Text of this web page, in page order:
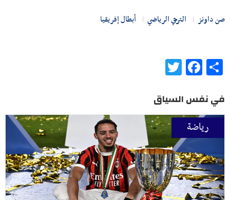
صن داونز الترجي الرياضي أبطال إفريقيا
Share
Facebook
في نفس السياق
رياضة